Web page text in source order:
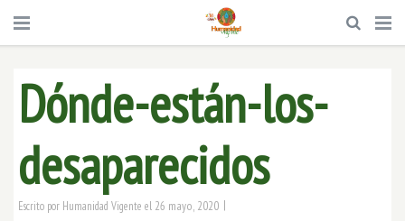
Dónde-están-los-
desaparecidos
Escrito por Humanidad Vigente el 26 mayo, 2020 |